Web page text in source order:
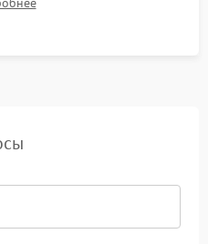
сервера к выдаче.